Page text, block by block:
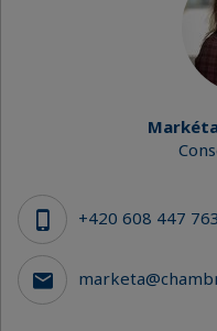
Markéta
+420 608 447 763